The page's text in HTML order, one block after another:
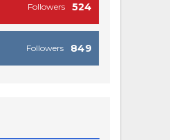
524
Followers
849
Followers